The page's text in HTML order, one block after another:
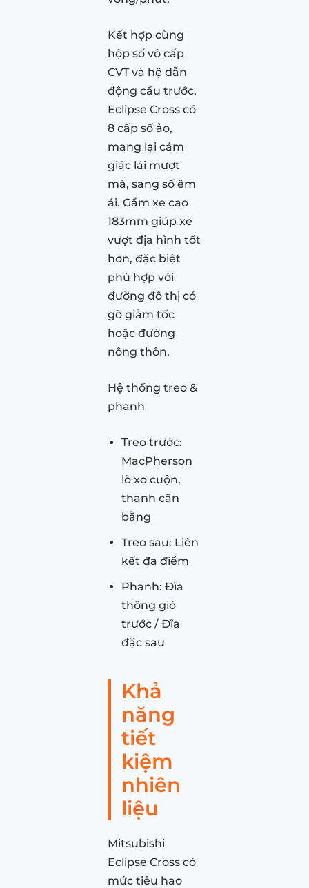
Kết hợp cùng
hộp số vô cấp
CVT và hệ dẫn
động cầu trước,
Eclipse Cross có
8 cấp số ảo,
mang lại cảm
giác lái mượt
mà, sang số êm
ái. Gầm xe cao
183mm giúp xe
vượt địa hình tốt
hơn, đặc biệt
phù hợp với
đường đô thị có
gờ giảm tốc
hoặc đường
nông thôn.
Hệ thống treo &
phanh
Treo trước:
MacPherson
lò xo cuộn,
thanh cân
bằng
Treo sau: Liên
kết đa điểm
Phanh: Đĩa
thông gió
trước / Đĩa
đặc sau
Khả
năng
tiết
kiệm
nhiên
liệu
Mitsubishi
Eclipse Cross có
mức tiêu hao